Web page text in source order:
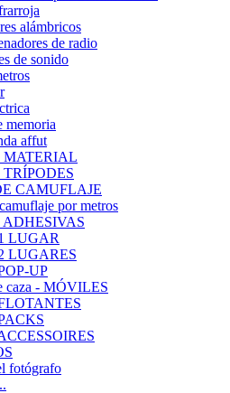
alámbricos
de radio
de sonido
memoria
affut
MATERIAL
TRÍPODES
CAMUFLAJE
por metros
ADHESIVAS
LUGAR
LUGARES
UP
caza - MÓVILES
fotógrafo